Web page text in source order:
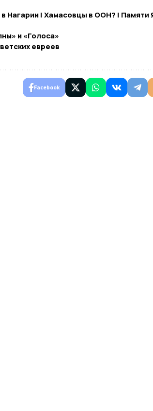
Нагарии | Хамасовцы в ООН? | Памяти
и «Голоса»
евреев
Facebook